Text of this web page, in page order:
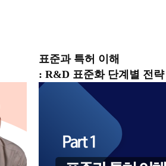
표준과 특허 이해
: R&D 표준화 단계별 전략